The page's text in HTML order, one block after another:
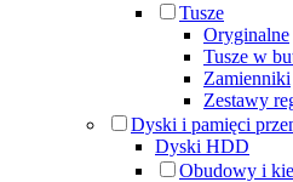
Tusze
Oryginalne
Tusze w
Zamienniki
Zestawy
Dyski i pamięci
Dyski HDD
Obudowy i